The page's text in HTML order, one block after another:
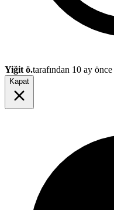
Yiğit ö.tarafından 10 ay önce
Kapat